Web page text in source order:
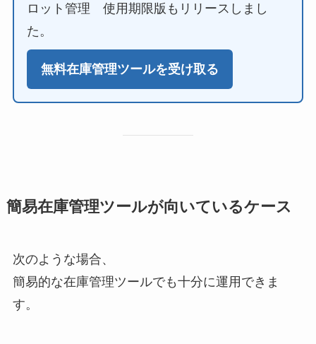
ロット管理 使用期限版もリリースしまし
た。
無料在庫管理ツールを受け取る
簡易在庫管理ツールが向いているケース
次のような場合、
簡易的な在庫管理ツールでも十分に運用できま
す。